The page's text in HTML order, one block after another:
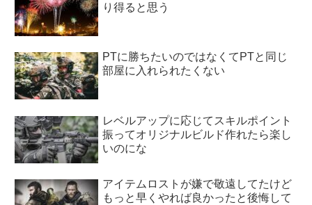
り得ると思う
PTに勝ちたいのではなくてPTと同じ
部屋に入れられたくない
レベルアップに応じてスキルポイント
振ってオリジナルビルド作れたら楽し
いのにな
アイテムロストが嫌で敬遠してたけど
もっと早くやれば良かったと後悔して